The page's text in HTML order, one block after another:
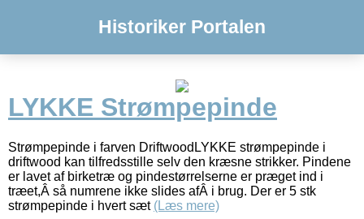
Historiker Portalen
LYKKE Strømpepinde
Strømpepinde i farven DriftwoodLYKKE strømpepinde i
driftwood kan tilfredsstille selv den kræsne strikker. Pindene
er lavet af birketræ og pindestørrelserne er præget ind i
træet,Â så numrene ikke slides afÂ i brug. Der er 5 stk
strømpepinde i hvert sæt (Læs mere)